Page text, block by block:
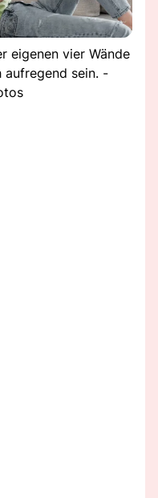
eigenen vier Wände
aufregend sein. -